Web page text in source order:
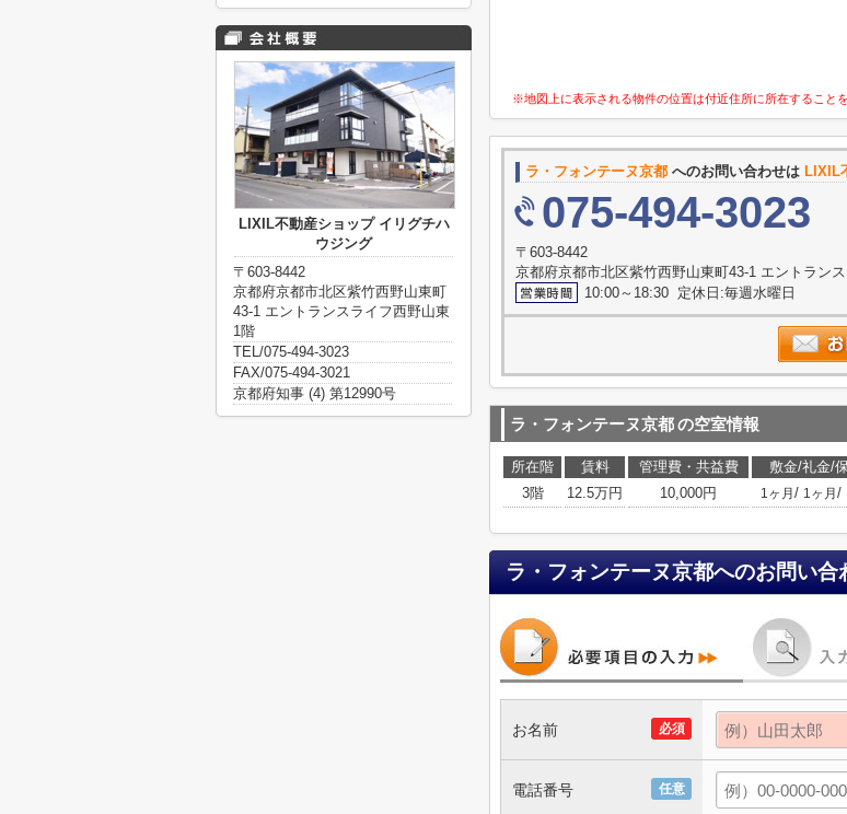
※地図上に表示される物件の位置は付近住所に所在すること
ラ・フォンテーヌ京都 へのお問い合わせは LIXIL
075-494-3023
〒603-8442
京都府京都市北区紫竹西野山東町43-1 エントラン
10:00～18:30 定休日:毎週水曜日
ラ・フォンテーヌ京都の空室情報
所在階 賃料 管理費・共益費 敷金/礼金/
3階
12.5万円 10,000円 1ヶ月 / 1ヶ月 /
ラ・フォンテーヌ京都へのお問い合
必須
お名前
任意
電話番号
LIXIL不動産ショップ イリグチハ
ウジング
〒603-8442
京都府京都市北区紫竹西野山東町
43-1 エントランスライフ西野山東
1階
TEL/075-494-3023
FAX/075-494-3021
京都府知事 (4) 第12990号